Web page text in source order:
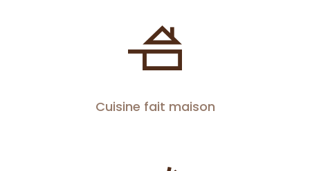
Cuisine fait maison